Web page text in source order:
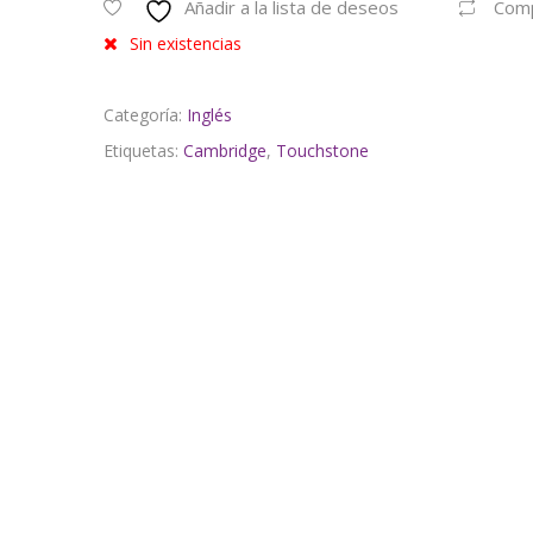
Añadir a la lista de deseos
Sin existencias
Categoría: Inglés
Etiquetas: Cambridge, Touchstone